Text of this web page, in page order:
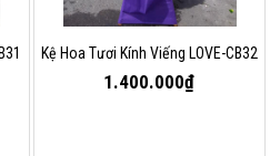
Kệ Hoa Tươi Kính Viếng LOVE-CB32
1.400.000₫